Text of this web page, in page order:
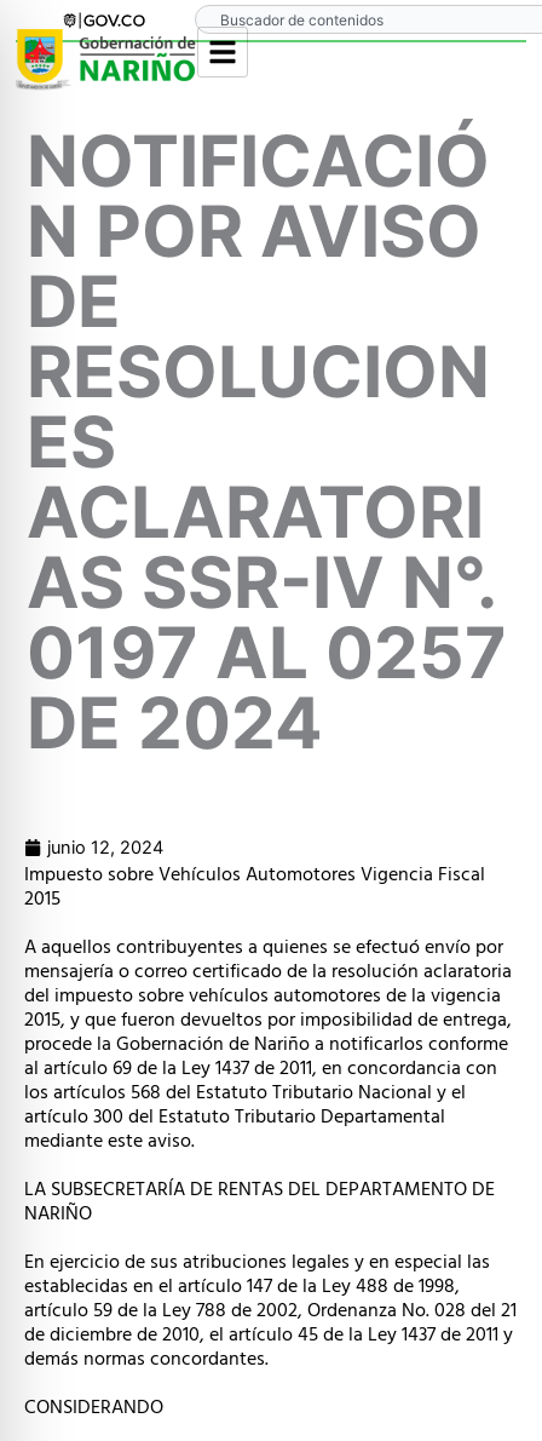
contenido
Search
NOTIFICACIÓ
N POR AVISO
DE
RESOLUCION
ES
ACLARATORI
AS SSR-IV N°.
0197 AL 0257
DE 2024
junio 12, 2024
Impuesto sobre Vehículos Automotores Vigencia Fiscal
2015
A aquellos contribuyentes a quienes se efectuó envío por
mensajería o correo certificado de la resolución aclaratoria
del impuesto sobre vehículos automotores de la vigencia
2015, y que fueron devueltos por imposibilidad de entrega,
procede la Gobernación de Nariño a notificarlos conforme
al artículo 69 de la Ley 1437 de 2011, en concordancia con
los artículos 568 del Estatuto Tributario Nacional y el
artículo 300 del Estatuto Tributario Departamental
mediante este aviso.
LA SUBSECRETARÍA DE RENTAS DEL DEPARTAMENTO DE
NARIÑO
En ejercicio de sus atribuciones legales y en especial las
establecidas en el artículo 147 de la Ley 488 de 1998,
artículo 59 de la Ley 788 de 2002, Ordenanza No. 028 del 21
de diciembre de 2010, el artículo 45 de la Ley 1437 de 2011 y
demás normas concordantes.
CONSIDERANDO